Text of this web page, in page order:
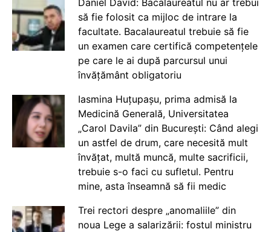
să fie folosit ca mijloc de intrare la
facultate. Bacalaureatul trebuie să fie
un examen care certifică competențele
pe care le ai după parcursul unui
învățământ obligatoriu
Iasmina Huțupașu, prima admisă la
Medicină Generală, Universitatea
„Carol Davila” din București: Când alegi
un astfel de drum, care necesită mult
învățat, multă muncă, multe sacrificii,
trebuie s-o faci cu sufletul. Pentru
mine, asta înseamnă să fii medic
Trei rectori despre „anomaliile” din
noua Lege a salarizării: fostul ministru